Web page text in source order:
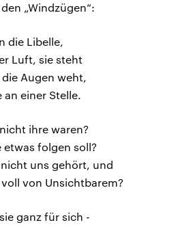
„Windzügen“:
die Libelle,
Luft, sie steht
Augen weht,
einer Stelle.
ihre waren?
etwas folgen soll?
uns gehört, und
von Unsichtbarem?
ganz für sich -